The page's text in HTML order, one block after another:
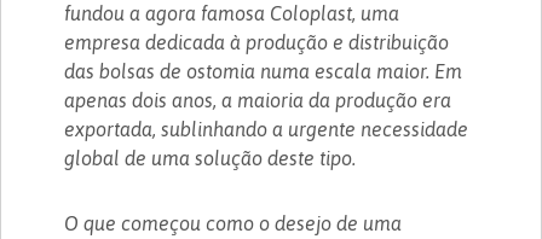
fundou a agora famosa Coloplast, uma
empresa dedicada à produção e distribuição
das bolsas de ostomia numa escala maior. Em
apenas dois anos, a maioria da produção era
exportada, sublinhando a urgente necessidade
global de uma solução deste tipo.
O que começou como o desejo de uma